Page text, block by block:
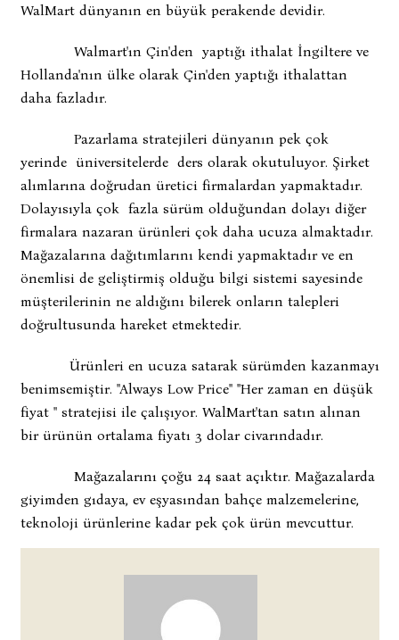
WalMart dünyanın en büyük perakende devidir.
Walmart'ın Çin'den yaptığı ithalat İngiltere ve
Hollanda'nın ülke olarak Çin'den yaptığı ithalattan
daha fazladır.
Pazarlama stratejileri dünyanın pek çok
yerinde üniversitelerde ders olarak okutuluyor. Şirket
alımlarına doğrudan üretici firmalardan yapmaktadır.
Dolayısıyla çok fazla sürüm olduğundan dolayı diğer
firmalara nazaran ürünleri çok daha ucuza almaktadır.
Mağazalarına dağıtımlarını kendi yapmaktadır ve en
önemlisi de geliştirmiş olduğu bilgi sistemi sayesinde
müşterilerinin ne aldığını bilerek onların talepleri
doğrultusunda hareket etmektedir.
Ürünleri en ucuza satarak sürümden kazanmayı
benimsemiştir. "Always Low Price" "Her zaman en düşük
fiyat " stratejisi ile çalışıyor. WalMart'tan satın alınan
bir ürünün ortalama fiyatı 3 dolar civarındadır.
Mağazalarını çoğu 24 saat açıktır. Mağazalarda
giyimden gıdaya, ev eşyasından bahçe malzemelerine,
teknoloji ürünlerine kadar pek çok ürün mevcuttur.